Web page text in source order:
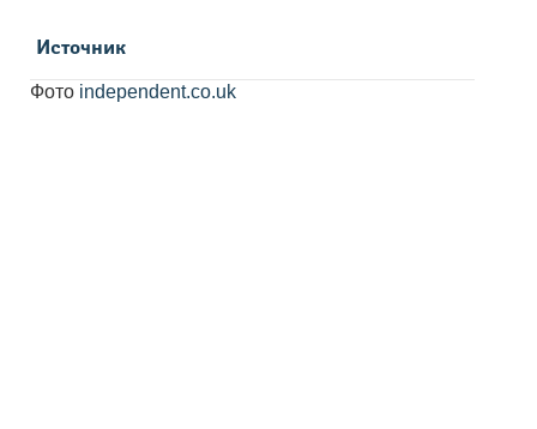
Источник
Фото independent.co.uk